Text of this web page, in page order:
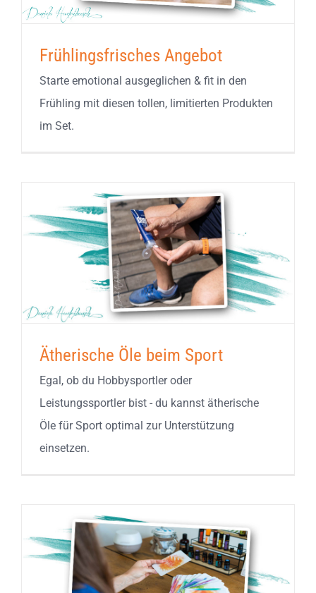
Frühlingsfrisches Angebot
Starte emotional ausgeglichen & fit in den
Frühling mit diesen tollen, limitierten Produkten
im Set.
Ätherische Öle beim Sport
Egal, ob du Hobbysportler oder
Leistungssportler bist - du kannst ätherische
Öle für Sport optimal zur Unterstützung
einsetzen.